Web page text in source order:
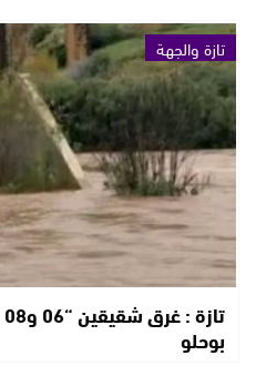
تازة والجهة
بوحلو